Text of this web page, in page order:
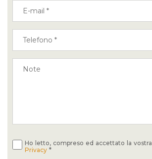
Ho letto, compreso ed accettato la vostra
Privacy *